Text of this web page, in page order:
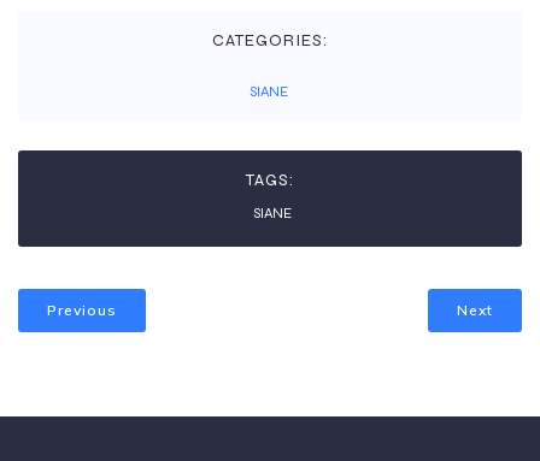
CATEGORIES:
SIANE
TAGS:
SIANE
Previous Next